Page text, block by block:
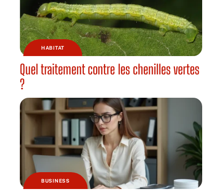
HABITAT
Quel traitement contre les chenilles vertes
?
BUSINESS